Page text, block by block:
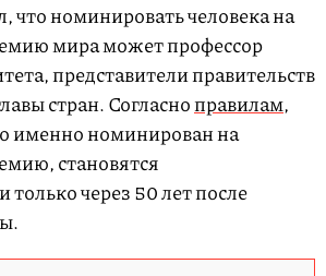
что номинировать человека на
мира может профессор
представители правительств
стран. Согласноправилам,
именно номинирован на
становятся
через 50 лет после